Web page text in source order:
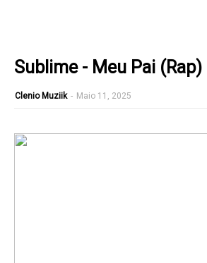
Sublime - Meu Pai (Rap)
Clenio Muziik - Maio 11, 2025